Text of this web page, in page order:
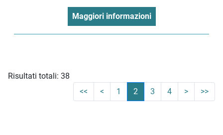
Maggiori informazioni
Risultati totali: 38
<<
< 1 2 3 4 > >>